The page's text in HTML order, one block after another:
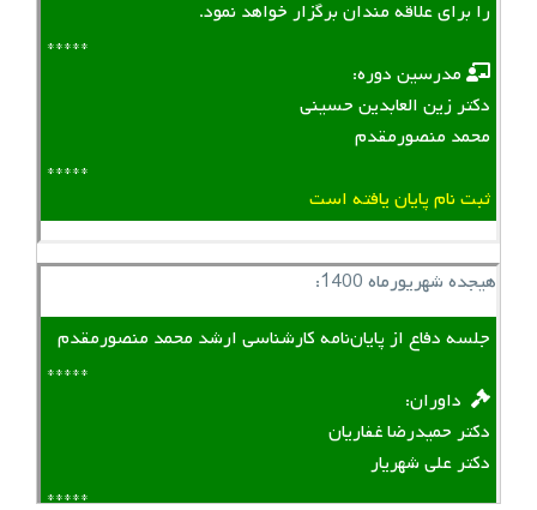
را برای علاقه مندان برگزار خواهد نمود.
*****
‌ ‌ مدرسین دوره:
دکتر زین العابدین حسینی
محمد منصورمقدم
*****
ثبت نام پایان یافته است
هیجده شهریورماه 1400:
جلسه دفاع از پایان‌نامه کارشناسی ارشد محمد منصورمقدم
*****
‌ ‌ داوران:
دکتر حمیدرضا غفاریان
دکتر علی شهریار
*****